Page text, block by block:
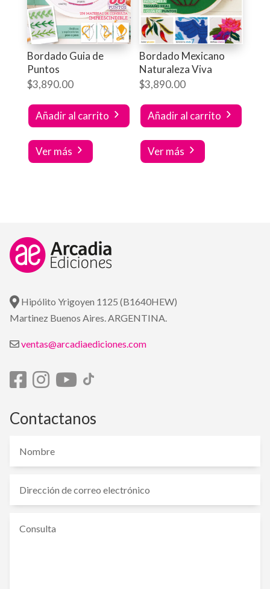
Bordado Guia de
Puntos
$3,890.00
Añadir al carrito
Ver más
Bordado Mexicano
Naturaleza Viva
$3,890.00
Añadir al carrito
Ver más
Hipólito Yrigoyen 1125 (B1640HEW)
Martinez Buenos Aires. ARGENTINA.
ventas@arcadiaediciones.com
Contactanos